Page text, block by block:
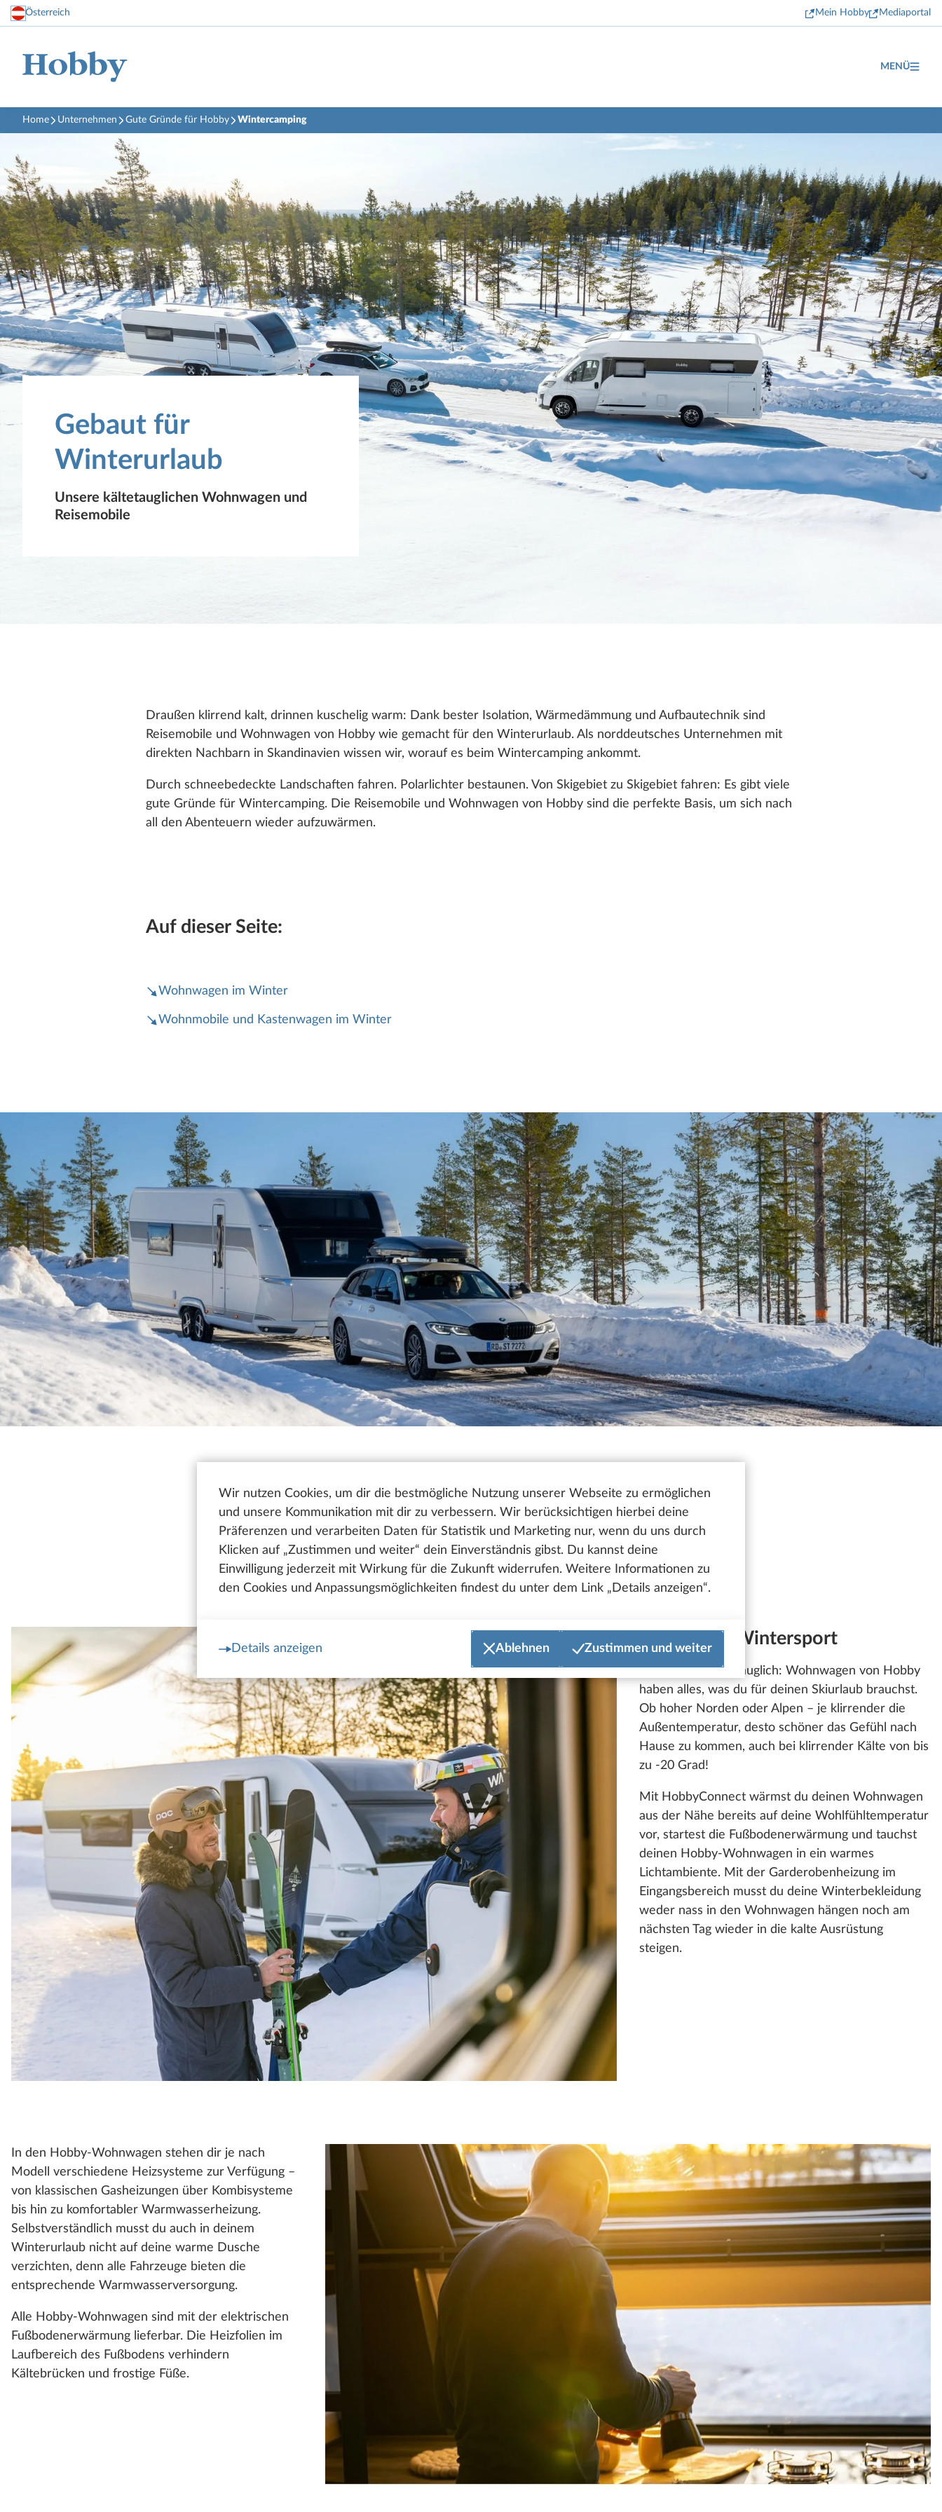
Wir nutzen Cookies, um dir die bestmögliche Nutzung unserer Webseite zu ermöglichen
und unsere Kommunikation mit dir zu verbessern. Wir berücksichtigen hierbei deine
Präferenzen und verarbeiten Daten für Statistik und Marketing nur, wenn du uns durch
Klicken auf „Zustimmen und weiter“ dein Einverständnis gibst. Du kannst deine
Einwilligung jederzeit mit Wirkung für die Zukunft widerrufen. Weitere Informationen zu
den Cookies und Anpassungsmöglichkeiten findest du unter dem Link „Details anzeigen“.
Details anzeigen Ablehnen Zustimmen und weiter
Österreich Mein Hobby Mediaportal
MENÜ
Home Unternehmen Gute Gründe für Hobby Wintercamping
Gebaut für
Winterurlaub
Unsere kältetauglichen Wohnwagen und
Reisemobile
Draußen klirrend kalt, drinnen kuschelig warm: Dank bester Isolation, Wärmedämmung und Aufbautechnik sind
Reisemobile und Wohnwagen von Hobby wie gemacht für den Winterurlaub. Als norddeutsches Unternehmen mit
direkten Nachbarn in Skandinavien wissen wir, worauf es beim Wintercamping ankommt.
Durch schneebedeckte Landschaften fahren. Polarlichter bestaunen. Von Skigebiet zu Skigebiet fahren: Es gibt viele
gute Gründe für Wintercamping. Die Reisemobile und Wohnwagen von Hobby sind die perfekte Basis, um sich nach
all den Abenteuern wieder aufzuwärmen.
Auf dieser Seite:
Wohnwagen im Winter
Wohnmobile und Kastenwagen im Winter
Wohnwagen im Winter
Gebaut für Wintersport
Garantiert wintertauglich: Wohnwagen von Hobby
haben alles, was du für deinen Skiurlaub brauchst.
Ob hoher Norden oder Alpen – je klirrender die
Außentemperatur, desto schöner das Gefühl nach
Hause zu kommen, auch bei klirrender Kälte von bis
zu -20 Grad!
Mit HobbyConnect wärmst du deinen Wohnwagen
aus der Nähe bereits auf deine Wohlfühltemperatur
vor, startest die Fußbodenerwärmung und tauchst
deinen Hobby-Wohnwagen in ein warmes
Lichtambiente. Mit der Garderobenheizung im
Eingangsbereich musst du deine Winterbekleidung
weder nass in den Wohnwagen hängen noch am
nächsten Tag wieder in die kalte Ausrüstung
steigen.
In den Hobby-Wohnwagen stehen dir je nach
Modell verschiedene Heizsysteme zur Verfügung –
von klassischen Gasheizungen über Kombisysteme
bis hin zu komfortabler Warmwasserheizung.
Selbstverständlich musst du auch in deinem
Winterurlaub nicht auf deine warme Dusche
verzichten, denn alle Fahrzeuge bieten die
entsprechende Warmwasserversorgung.
Alle Hobby-Wohnwagen sind mit der elektrischen
Fußbodenerwärmung lieferbar. Die Heizfolien im
Laufbereich des Fußbodens verhindern
Kältebrücken und frostige Füße.